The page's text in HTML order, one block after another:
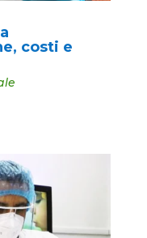
costi e